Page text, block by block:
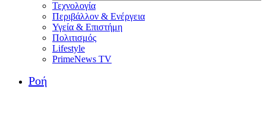
Τεχνολογία
Περιβάλλον & Ενέργεια
Υγεία & Επιστήμη
Πολιτισμός
Lifestyle
PrimeNews TV
Ροή